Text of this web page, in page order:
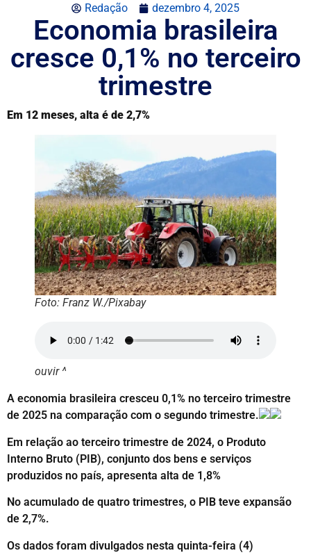
Redação dezembro 4, 2025
Economia brasileira
cresce 0,1% no terceiro
trimestre
Em 12 meses, alta é de 2,7%
Foto: Franz W./Pixabay
ouvir ^
A economia brasileira cresceu 0,1% no terceiro trimestre
de 2025 na comparação com o segundo trimestre.
Em relação ao terceiro trimestre de 2024, o Produto
Interno Bruto (PIB), conjunto dos bens e serviços
produzidos no país, apresenta alta de 1,8%
No acumulado de quatro trimestres, o PIB teve expansão
de 2,7%.
Os dados foram divulgados nesta quinta-feira (4)